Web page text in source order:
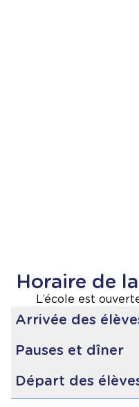
Horaire de
L’école est
Arrivée des
Arrivée des autobus
Début des classes :
Pauses et dîner
Récréation du matin
Maternelle/jardin :
Départ des